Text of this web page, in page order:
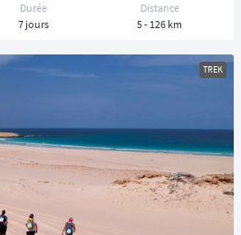
Durée
7 jours
Distance
5 - 126 km
TREK